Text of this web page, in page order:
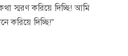
স্মরণ করিয়ে দিচ্ছি! আমি
করিয়ে দিচ্ছি!”